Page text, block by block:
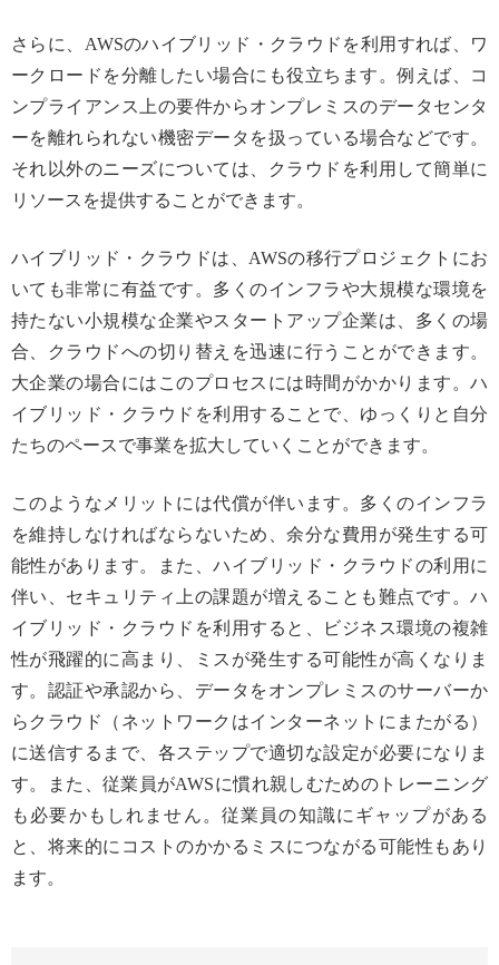
さらに、AWSのハイブリッド・クラウドを利用すれば、ワ
ークロードを分離したい場合にも役立ちます。例えば、コ
ンプライアンス上の要件からオンプレミスのデータセンタ
ーを離れられない機密データを扱っている場合などです。
それ以外のニーズについては、クラウドを利用して簡単に
リソースを提供することができます。
ハイブリッド・クラウドは、AWSの移行プロジェクトにお
いても非常に有益です。多くのインフラや大規模な環境を
持たない小規模な企業やスタートアップ企業は、多くの場
合、クラウドへの切り替えを迅速に行うことができます。
大企業の場合にはこのプロセスには時間がかかります。ハ
イブリッド・クラウドを利用することで、ゆっくりと自分
たちのペースで事業を拡大していくことができます。
このようなメリットには代償が伴います。多くのインフラ
を維持しなければならないため、余分な費用が発生する可
能性があります。また、ハイブリッド・クラウドの利用に
伴い、セキュリティ上の課題が増えることも難点です。ハ
イブリッド・クラウドを利用すると、ビジネス環境の複雑
性が飛躍的に高まり、ミスが発生する可能性が高くなりま
す。認証や承認から、データをオンプレミスのサーバーか
らクラウド（ネットワークはインターネットにまたがる）
に送信するまで、各ステップで適切な設定が必要になりま
す。また、従業員がAWSに慣れ親しむためのトレーニング
も必要かもしれません。従業員の知識にギャップがある
と、将来的にコストのかかるミスにつながる可能性もあり
ます。